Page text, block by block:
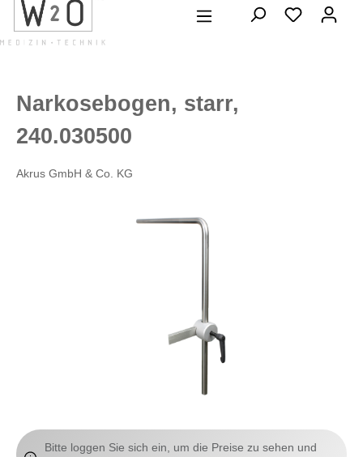
springen
Narkosebogen, starr,
240.030500
Akrus GmbH & Co. KG
Bildergalerie überspringen
Bitte loggen Sie sich ein, um die Preise zu sehen und